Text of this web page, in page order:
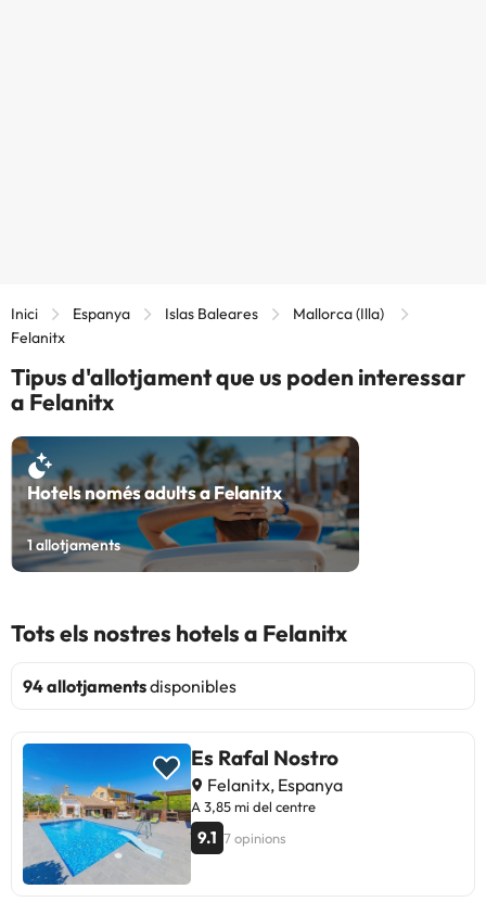
Inici Espanya Islas Baleares
Mallorca (Illa)
Felanitx
Tipus d'allotjament que us poden interessar
a Felanitx
Hotels només adults a Felanitx
1allotjaments
Tots els nostres hotels a Felanitx
94 allotjamentsdisponibles
Es Rafal Nostro
Felanitx, Espanya
A 3,85 mi del centre
9.1 7 opinions